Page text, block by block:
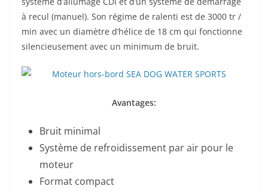
à recul (manuel). Son régime de ralenti est de 3000 tr /
min avec un diamètre d’hélice de 18 cm qui fonctionne
silencieusement avec un minimum de bruit.
Avantages:
Bruit minimal
Système de refroidissement par air pour le
moteur
Format compact